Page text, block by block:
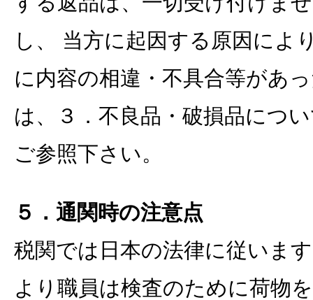
し、 当方に起因する原因によ
に内容の相違・不具合等があ
は、３．不良品・破損品につ
ご参照下さい。
５．通関時の注意点
税関では日本の法律に従いま
より職員は検査のために荷物